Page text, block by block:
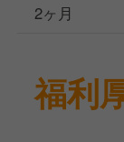
2ヶ月
福利